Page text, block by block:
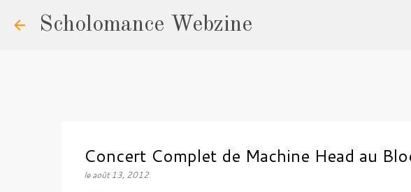
Scholomance Webzine
Concert Complet de Machine Head au
leaoût 13, 2012